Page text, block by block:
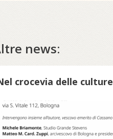
news:
crocevia delle culture